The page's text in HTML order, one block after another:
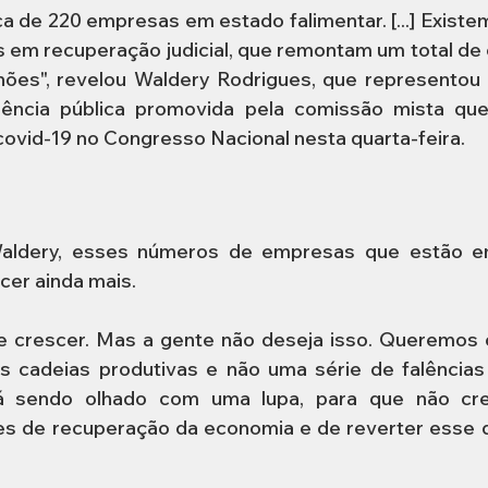
de 220 empresas em estado falimentar. [...]
em recuperação judicial, que remontam um total
revelou Waldery Rodrigues, que
pública promovida pela comissão mista
19 no Congresso Nacional nesta quarta-feira.
esses números de empresas que estão
ainda mais.
crescer. Mas a gente não deseja isso. Queremos
cadeias produtivas e não uma série de falências
sendo olhado com uma lupa, para que não
de recuperação da economia e de reverter esse